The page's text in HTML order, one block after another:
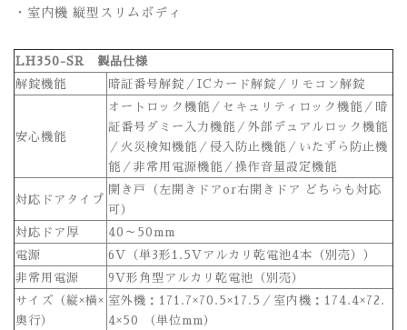
・室内機 縦型スリムボディ
LH350-SR 製品仕様
解錠機能
暗証番号解錠／ICカード解錠／リモコン解錠
安心機能
オートロック機能／セキュリティロック機能／暗
証番号ダミー入力機能／外部デュアルロック機能
／火災検知機能／侵入防止機能／いたずら防止機
能／非常用電源機能／操作音量設定機能
対応ドアタイプ
開き戸（左開きドアor右開きドア どちらも対応
可）
対応ドア厚
40～50mm
電源
6V（単3形1.5Vアルカリ乾電池4本（別売））
非常用電源
9V形角型アルカリ乾電池（別売）
サイズ（縦×横×
奥行）
室外機：171.7×70.5×17.5／室内機：174.4×72.
4×50 （単位mm）